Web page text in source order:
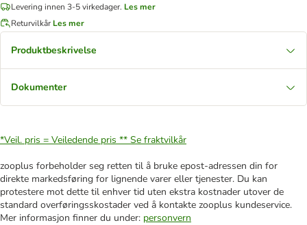
Levering innen 3-5 virkedager. Les mer
Returvilkår Les mer
Produktbeskrivelse
Dokumenter
*Veil. pris = Veiledende pris ** Se fraktvilkår
zooplus forbeholder seg retten til å bruke epost-adressen din for
direkte markedsføring for lignende varer eller tjenester. Du kan
protestere mot dette til enhver tid uten ekstra kostnader utover de
standard overføringsskostader ved å kontakte zooplus kundeservice.
Mer informasjon finner du under: personvern